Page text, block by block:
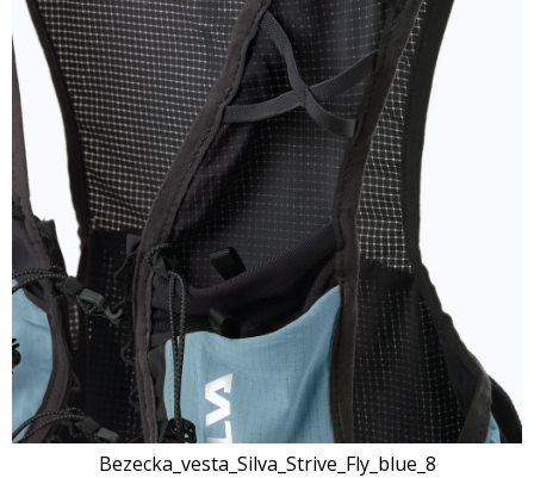
Bezecka_vesta_Silva_Strive_Fly_blue_8